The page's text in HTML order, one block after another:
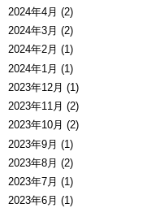
2024年4月 (2)
2024年3月 (2)
2024年2月 (1)
2024年1月 (1)
2023年12月 (1)
2023年11月 (2)
2023年10月 (2)
2023年9月 (1)
2023年8月 (2)
2023年7月 (1)
2023年6月 (1)